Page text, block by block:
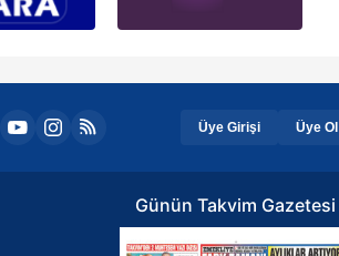
Üye Girişi Üye Ol
Günün Takvim Gazetesi